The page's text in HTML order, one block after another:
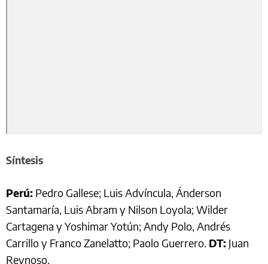
Síntesis
Perú: Pedro Gallese; Luis Advíncula, Ánderson
Santamaría, Luis Abram y Nilson Loyola; Wilder
Cartagena y Yoshimar Yotún; Andy Polo, Andrés
Carrillo y Franco Zanelatto; Paolo Guerrero. DT: Juan
Reynoso.